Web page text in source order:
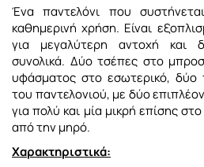
Ένα παντελόνι που
καθημερινή χρήση. Είναι
για μεγαλύτερη αντοχή και
συνολικά. Δύο τσέπες στο
υφάσματος στο εσωτερικό,
του παντελονιού, με δύο
για πολύ και μία μικρή επίσης
από την μηρό.
Χαρακτηριστικά: